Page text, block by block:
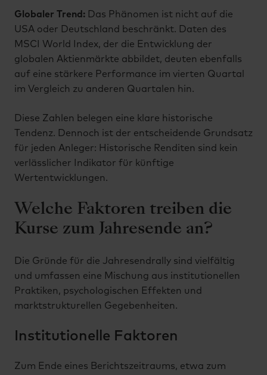
Globaler Trend: Das Phänomen ist nicht auf die
USA oder Deutschland beschränkt. Daten des
MSCI World Index, der die Entwicklung der
globalen Aktienmärkte abbildet, deuten ebenfalls
auf eine stärkere Performance im vierten Quartal
im Vergleich zu anderen Quartalen hin.
Diese Zahlen belegen eine klare historische
Tendenz. Dennoch ist der entscheidende Grundsatz
für jeden Anleger: Historische Renditen sind kein
verlässlicher Indikator für künftige
Wertentwicklungen.
Welche Faktoren treiben die
Kurse zum Jahresende an?
Die Gründe für die Jahresendrally sind vielfältig
und umfassen eine Mischung aus institutionellen
Praktiken, psychologischen Effekten und
marktstrukturellen Gegebenheiten.
Institutionelle Faktoren
Zum Ende eines Berichtszeitraums, etwa zum